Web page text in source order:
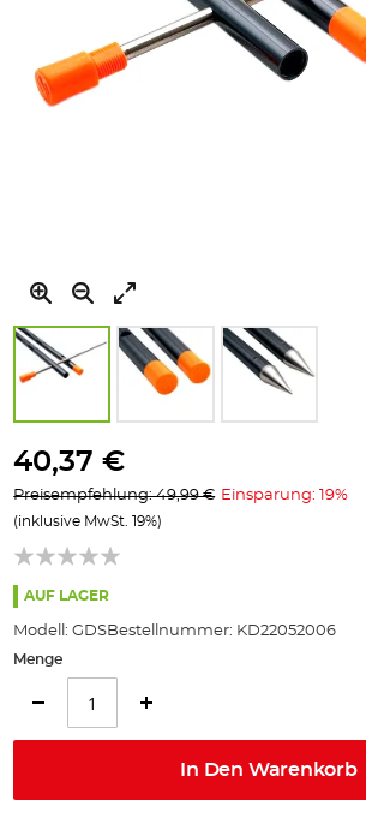
Anfang
Bildgalerie
springen
40,37 €
Preisempfehlung: 49,99 € Einsparung: 19%
(inklusive MwSt. 19%)
AUF LAGER
Modell: GDSBestellnummer: KD22052006
Menge
In Den Warenkorb